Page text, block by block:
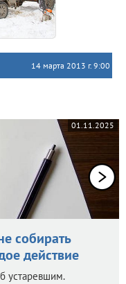
14 марта 2013 г. 9:00
01.11.2025
собирать
действие
устаревшим.